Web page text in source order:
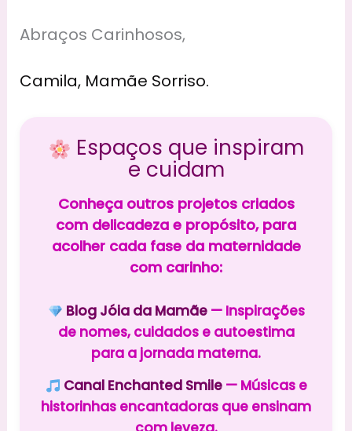
Abraços Carinhosos,
Camila, Mamãe Sorriso.
Espaços que inspiram
e cuidam
Conheça outros projetos criados
com delicadeza e propósito, para
acolher cada fase da maternidade
com carinho:
Blog Jóia da Mamãe— Inspirações
de nomes, cuidados e autoestima
para a jornada materna.
Canal Enchanted Smile— Músicas e
historinhas encantadoras que ensinam